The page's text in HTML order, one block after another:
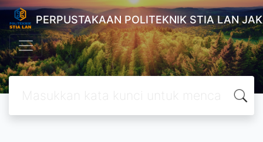
PERPUSTAKAAN POLITEKNIK STIA LAN